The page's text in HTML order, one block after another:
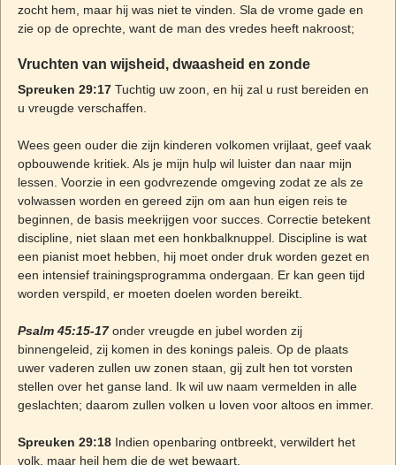
zocht hem, maar hij was niet te vinden. Sla de vrome gade en
zie op de oprechte, want de man des vredes heeft nakroost;
Vruchten van wijsheid, dwaasheid en zonde
Spreuken 29:17Tuchtig uw zoon, en hij zal u rust bereiden en
u vreugde verschaffen.
Wees geen ouder die zijn kinderen volkomen vrijlaat, geef vaak
opbouwende kritiek. Als je mijn hulp wil luister dan naar mijn
lessen. Voorzie in een godvrezende omgeving zodat ze als ze
volwassen worden en gereed zijn om aan hun eigen reis te
beginnen, de basis meekrijgen voor succes. Correctie betekent
discipline, niet slaan met een honkbalknuppel. Discipline is wat
een pianist moet hebben, hij moet onder druk worden gezet en
een intensief trainingsprogramma ondergaan. Er kan geen tijd
worden verspild, er moeten doelen worden bereikt.
Psalm 45:15-17onder vreugde en jubel worden zij
binnengeleid, zij komen in des konings paleis. Op de plaats
uwer vaderen zullen uw zonen staan, gij zult hen tot vorsten
stellen over het ganse land. Ik wil uw naam vermelden in alle
geslachten; daarom zullen volken u loven voor altoos en immer.
Spreuken 29:18Indien openbaring ontbreekt, verwildert het
volk, maar heil hem die de wet bewaart.